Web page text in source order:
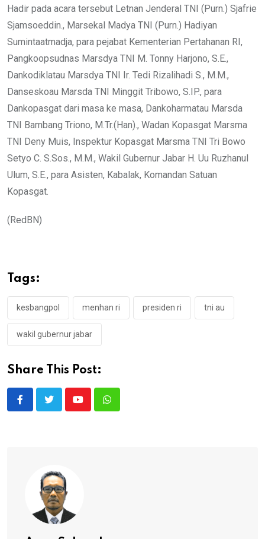
Hadir pada acara tersebut Letnan Jenderal TNI (Purn.) Sjafrie
Sjamsoeddin., Marsekal Madya TNI (Purn.) Hadiyan
Sumintaatmadja, para pejabat Kementerian Pertahanan RI,
Pangkoopsudnas Marsdya TNI M. Tonny Harjono, S.E.,
Dankodiklatau Marsdya TNI Ir. Tedi Rizalihadi S., M.M.,
Danseskoau Marsda TNI Minggit Tribowo, S.IP., para
Dankopasgat dari masa ke masa, Dankoharmatau Marsda
TNI Bambang Triono, M.Tr.(Han)., Wadan Kopasgat Marsma
TNI Deny Muis, Inspektur Kopasgat Marsma TNI Tri Bowo
Setyo C. S.Sos., M.M., Wakil Gubernur Jabar H. Uu Ruzhanul
Ulum, S.E., para Asisten, Kabalak, Komandan Satuan
Kopasgat.
(RedBN)
Tags:
kesbangpol menhan ri presiden ri tni au
wakil gubernur jabar
Share This Post:
YoutubeWhatsapp